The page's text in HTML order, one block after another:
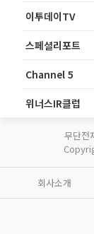
이투데이TV
스페셜리포트
Channel 5
위너스IR클럽
무단전
회사소개